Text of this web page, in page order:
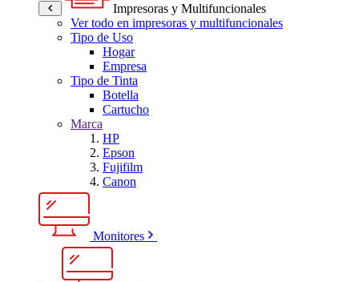
Impresoras y Multifuncionales
Ver todo en impresoras y multifuncionales
Tipo de Uso
Hogar
Empresa
Tipo de Tinta
Botella
Cartucho
Marca
HP
Epson
Fujifilm
Canon
Monitores